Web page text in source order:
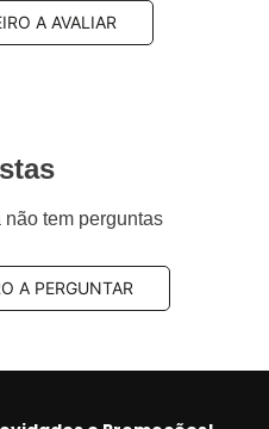
A AVALIAR
tem perguntas
A PERGUNTAR